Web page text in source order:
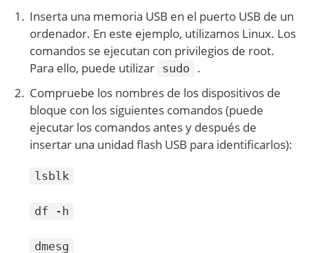
Inserta una memoria USB en el puerto USB de un
ordenador. En este ejemplo, utilizamos Linux. Los
comandos se ejecutan con privilegios de root.
Para ello, puede utilizar sudo
.
Compruebe los nombres de los dispositivos de
bloque con los siguientes comandos (puede
ejecutar los comandos antes y después de
insertar una unidad flash USB para identificarlos):
lsblk
df -h
dmesg